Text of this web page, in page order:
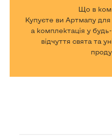
Що в
Купуєте ви Артмапу
а комплектація у
відчуття свята та